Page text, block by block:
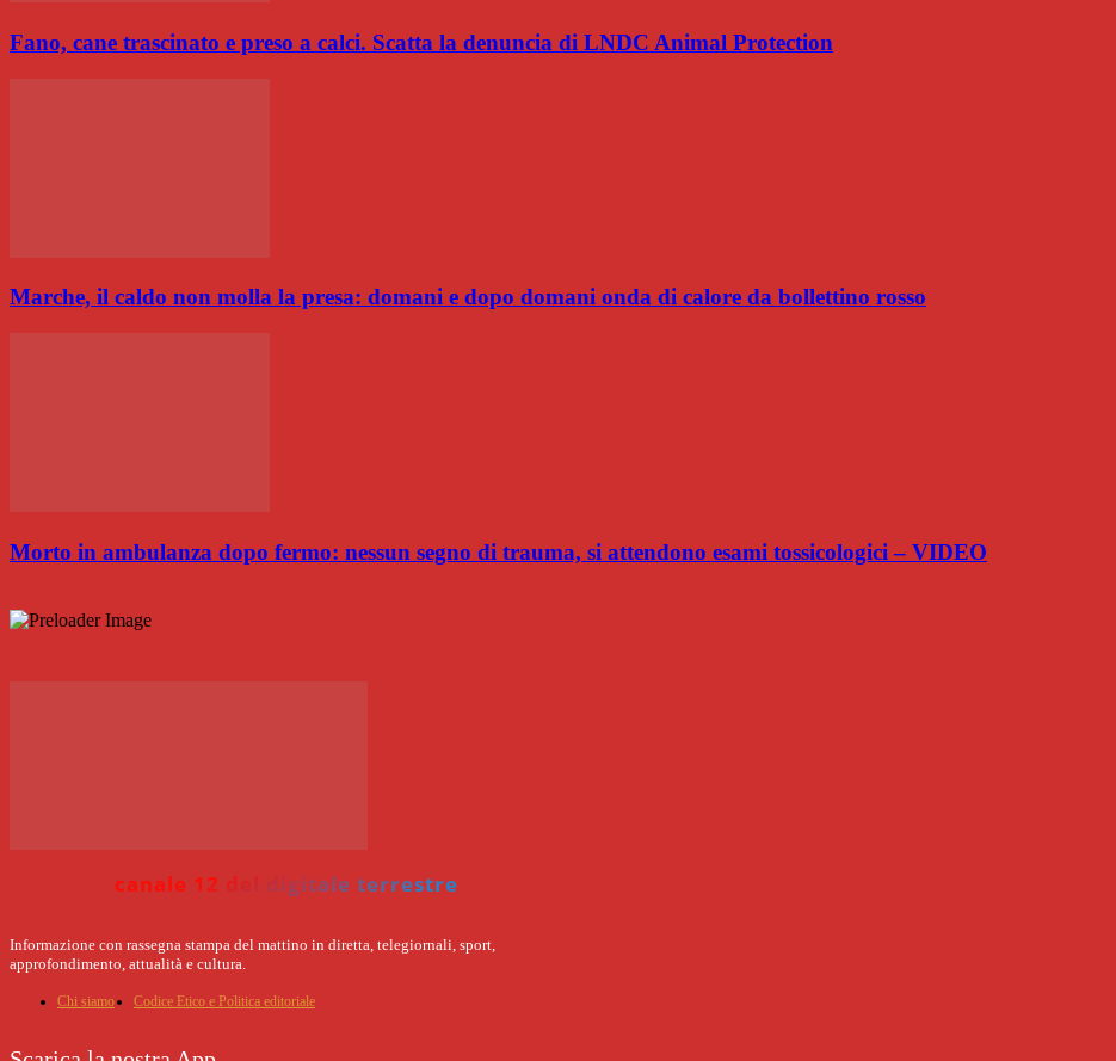
Fano, cane trascinato e preso a calci. Scatta la denuncia di LNDC Animal Protection
Marche, il caldo non molla la presa: domani e dopo domani onda di calore da bollettino rosso
Morto in ambulanza dopo fermo: nessun segno di trauma, si attendono esami tossicologici – VIDEO
canale 12 del digitale terrestre
Informazione con rassegna stampa del mattino in diretta, telegiornali, sport,
approfondimento, attualità e cultura.
Chi siamo Codice Etico e Politica editoriale